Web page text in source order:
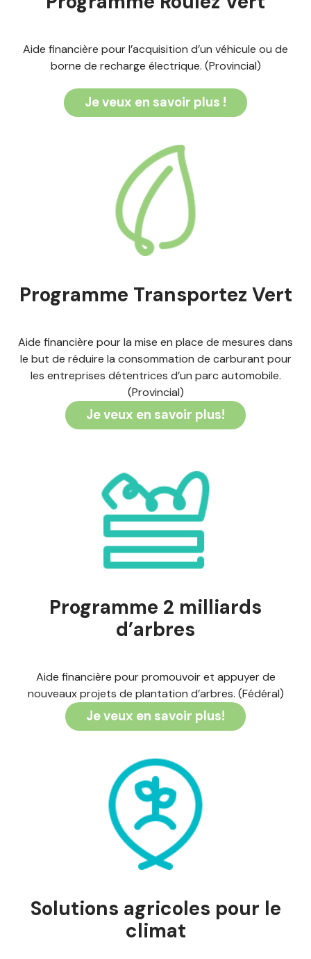
Aide financière pour l’acquisition d’un véhicule ou de
borne de recharge électrique. (Provincial)
Je veux en savoir plus !
Programme Transportez Vert
Aide financière pour la mise en place de mesures dans
le but de réduire la consommation de carburant pour
les entreprises détentrices d’un parc automobile.
(Provincial)
Je veux en savoir plus!
Programme 2 milliards
d’arbres
Aide financière pour promouvoir et appuyer de
nouveaux projets de plantation d’arbres. (Fédéral)
Je veux en savoir plus!
Solutions agricoles pour le
climat